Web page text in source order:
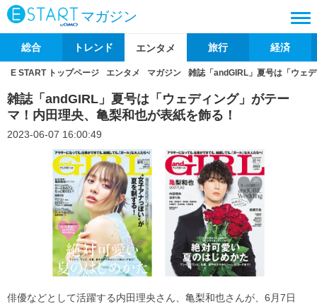
マガジン
総合 トレンド エンタメ 旅行 経済
E START トップページ エンタメ マガジン 雑誌「andGIRL」夏号は「ウェ
雑誌「andGIRL」夏号は「ウェディング」がテー
マ！内田理央、亀梨和也が表紙を飾る！
2023-06-07 16:00:49
俳優などとして活躍する内田理央さん、亀梨和也さんが、6月7日